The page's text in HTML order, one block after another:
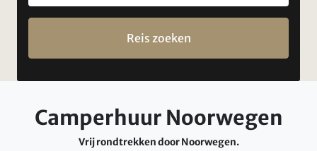
Reis zoeken
Camperhuur Noorwegen
Vrij rondtrekken door Noorwegen.